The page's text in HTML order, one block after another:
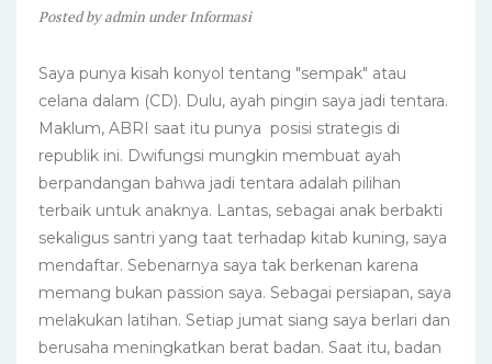
Postedbyadmin underInformasi
Saya punya kisah konyol tentang "sempak" atau
celana dalam (CD). Dulu, ayah pingin saya jadi tentara.
Maklum, ABRI saat itu punya posisi strategis di
republik ini. Dwifungsi mungkin membuat ayah
berpandangan bahwa jadi tentara adalah pilihan
terbaik untuk anaknya. Lantas, sebagai anak berbakti
sekaligus santri yang taat terhadap kitab kuning, saya
mendaftar. Sebenarnya saya tak berkenan karena
memang bukan passion saya. Sebagai persiapan, saya
melakukan latihan. Setiap jumat siang saya berlari dan
berusaha meningkatkan berat badan. Saat itu, badan